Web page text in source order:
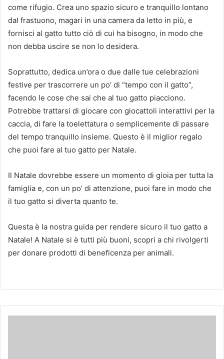
come rifugio. Crea uno spazio sicuro e tranquillo lontano
dal frastuono, magari in una camera da letto in più, e
fornisci al gatto tutto ciò di cui ha bisogno, in modo che
non debba uscire se non lo desidera.
Soprattutto, dedica un’ora o due dalle tue celebrazioni
festive per trascorrere un po’ di “tempo con il gatto”,
facendo le cose che sai che al tuo gatto piacciono.
Potrebbe trattarsi di giocare con giocattoli interattivi per la
caccia, di fare la toelettatura o semplicemente di passare
del tempo tranquillo insieme. Questo è il miglior regalo
che puoi fare al tuo gatto per Natale.
Il Natale dovrebbe essere un momento di gioia per tutta la
famiglia e, con un po’ di attenzione, puoi fare in modo che
il tuo gatto si diverta quanto te.
Questa è la nostra guida per rendere sicuro il tuo gatto a
Natale! A Natale si è tutti più buoni, scopri a chi rivolgerti
per donare prodotti di beneficenza per animali.